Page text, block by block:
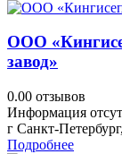
ООО
завод»
0.00 отзывов
Информация
г Санкт-
Подробнее